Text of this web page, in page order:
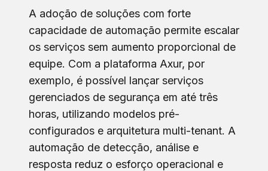
A adoção de soluções com forte
capacidade de automação permite escalar
os serviços sem aumento proporcional de
equipe. Com a plataforma Axur, por
exemplo, é possível lançar serviços
gerenciados de segurança em até três
horas, utilizando modelos pré-
configurados e arquitetura multi-tenant. A
automação de detecção, análise e
resposta reduz o esforço operacional e